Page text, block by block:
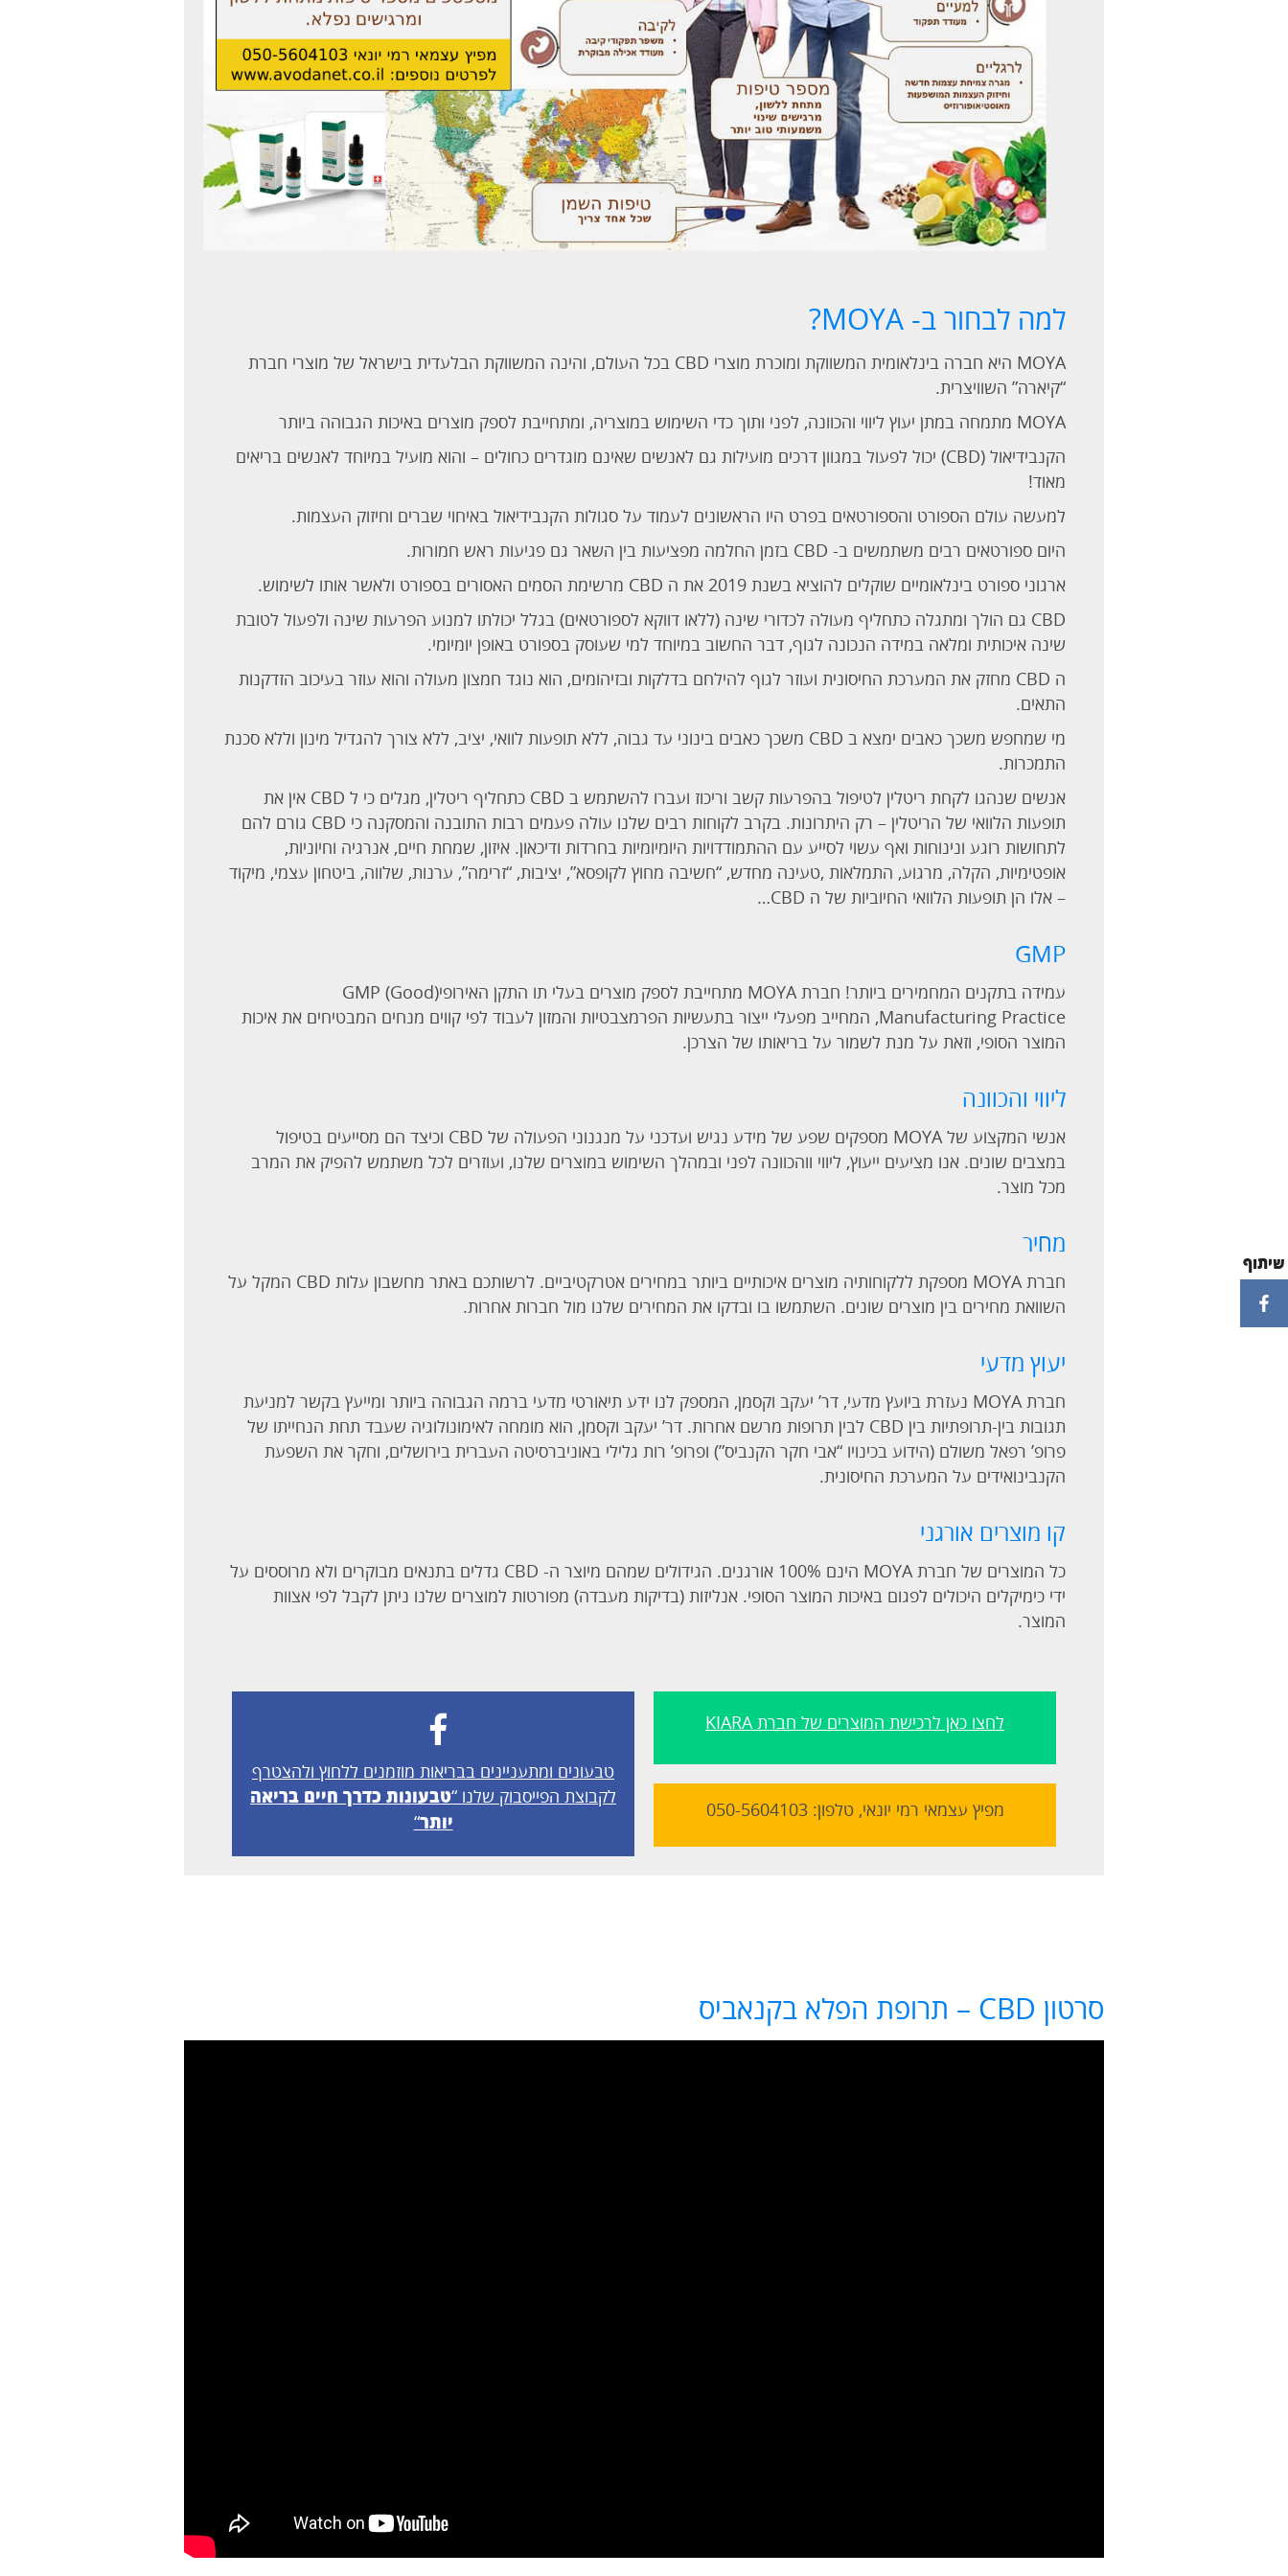
למה לבחור ב- MOYA?
MOYA היא חברה בינלאומית המשווקת ומוכרת מוצרי CBD בכל העולם, והינה המשווקת הבלעדית בישראל של מוצרי חברת
“קיארה” השוויצרית.
MOYA מתמחה במתן יעוץ ליווי והכוונה, לפני ותוך כדי השימוש במוצריה, ומתחייבת לספק מוצרים באיכות הגבוהה ביותר
הקנבידיאול (CBD) יכול לפעול במגוון דרכים מועילות גם לאנשים שאינם מוגדרים כחולים – והוא מועיל במיוחד לאנשים בריאים
מאוד!
למעשה עולם הספורט והספורטאים בפרט היו הראשונים לעמוד על סגולות הקנבידיאול באיחוי שברים וחיזוק העצמות.
היום ספורטאים רבים משתמשים ב- CBD בזמן החלמה מפציעות בין השאר גם פגיעות ראש חמורות.
ארגוני ספורט בינלאומיים שוקלים להוציא בשנת 2019 את ה CBD מרשימת הסמים האסורים בספורט ולאשר אותו לשימוש.
CBD גם הולך ומתגלה כתחליף מעולה לכדורי שינה (ללאו דווקא לספורטאים) בגלל יכולתו למנוע הפרעות שינה ולפעול לטובת
שינה איכותית ומלאה במידה הנכונה לגוף, דבר החשוב במיוחד למי שעוסק בספורט באופן יומיומי.
ה CBD מחזק את המערכת החיסונית ועוזר לגוף להילחם בדלקות ובזיהומים, הוא נוגד חמצון מעולה והוא עוזר בעיכוב הזדקנות
התאים.
מי שמחפש משכך כאבים ימצא ב CBD משכך כאבים בינוני עד גבוה, ללא תופעות לוואי, יציב, ללא צורך להגדיל מינון וללא סכנת
התמכרות.
אנשים שנהגו לקחת ריטלין לטיפול בהפרעות קשב וריכוז ועברו להשתמש ב CBD כתחליף ריטלין, מגלים כי ל CBD אין את
תופעות הלוואי של הריטלין – רק היתרונות. בקרב לקוחות רבים שלנו עולה פעמים רבות התובנה והמסקנה כי CBD גורם להם
לתחושות רוגע ונינוחות ואף עשוי לסייע עם ההתמודדויות היומיומיות בחרדות ודיכאון. איזון, שמחת חיים, אנרגיה וחיוניות,
אופטימיות, הקלה, מרגוע, התמלאות ,טעינה מחדש, “חשיבה מחוץ לקופסא”, יציבות, “זרימה”, ערנות, שלווה, ביטחון עצמי, מיקוד
– אלו הן תופעות הלוואי החיוביות של ה CBD…
GMP
עמידה בתקנים המחמירים ביותר! חברת MOYA מתחייבת לספק מוצרים בעלי תו התקן האירופי(GMP (Good
Manufacturing Practice, המחייב מפעלי ייצור בתעשיות הפרמצבטיות והמזון לעבוד לפי קווים מנחים המבטיחים את איכות
המוצר הסופי, וזאת על מנת לשמור על בריאותו של הצרכן.
ליווי והכוונה
אנשי המקצוע של MOYA מספקים שפע של מידע נגיש ועדכני על מנגנוני הפעולה של CBD וכיצד הם מסייעים בטיפול
במצבים שונים. אנו מציעים ייעוץ, ליווי ווהכוונה לפני ובמהלך השימוש במוצרים שלנו, ועוזרים לכל משתמש להפיק את המרב
מכל מוצר.
מחיר
חברת MOYA מספקת ללקוחותיה מוצרים איכותיים ביותר במחירים אטרקטיביים. לרשותכם באתר מחשבון עלות CBD המקל על
השוואת מחירים בין מוצרים שונים. השתמשו בו ובדקו את המחירים שלנו מול חברות אחרות.
יעוץ מדעי
חברת MOYA נעזרת ביועץ מדעי, דר’ יעקב וקסמן, המספק לנו ידע תיאורטי מדעי ברמה הגבוהה ביותר ומייעץ בקשר למניעת
תגובות בין-תרופתיות בין CBD לבין תרופות מרשם אחרות. דר’ יעקב וקסמן, הוא מומחה לאימונולוגיה שעבד תחת הנחייתו של
פרופ’ רפאל משולם (הידוע בכינויו “אבי חקר הקנביס”) ופרופ’ רות גלילי באוניברסיטה העברית בירושלים, וחקר את השפעת
הקנבינואידים על המערכת החיסונית.
קו מוצרים אורגני
כל המוצרים של חברת MOYA הינם 100% אורגנים. הגידולים שמהם מיוצר ה- CBD גדלים בתנאים מבוקרים ולא מרוססים על
ידי כימיקלים היכולים לפגום באיכות המוצר הסופי. אנליזות (בדיקות מעבדה) מפורטות למוצרים שלנו ניתן לקבל לפי אצוות
המוצר.
לחצו כאן לרכישת המוצרים של חברת KIARA
מפיץ עצמאי רמי יונאי, טלפון: 050-5604103
טבעונים ומתעניינים בבריאות מוזמנים ללחוץ ולהצטרף
לקבוצת הפייסבוק שלנו “טבעונות כדרך חיים בריאה
יותר“
סרטון CBD – תרופת הפלא בקנאביס
שיתוף